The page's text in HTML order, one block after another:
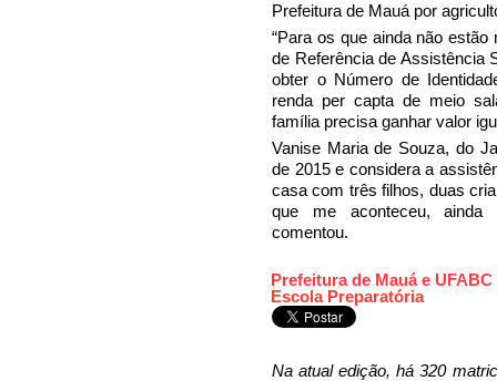
Prefeitura de Mauá por
“Para os que ainda não
de Referência de Assistência
obter o Número de
renda per capta de meio
família precisa ganhar valor
Vanise Maria de Souza, do
de 2015 e considera a
casa com três filhos, duas
que me aconteceu, ainda
comentou.
Prefeitura de Mauá e
Escola Preparatória
Na atual edição, há 320